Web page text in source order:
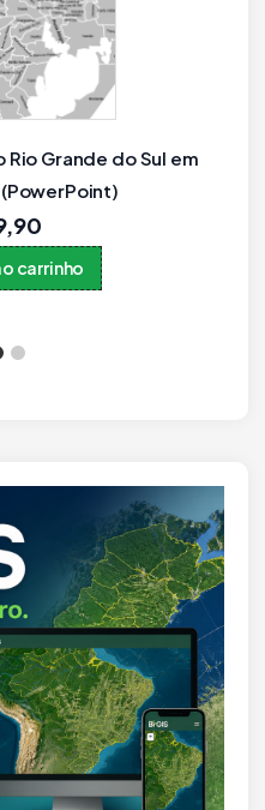
objetos editáveis
Novo!)
carrinho